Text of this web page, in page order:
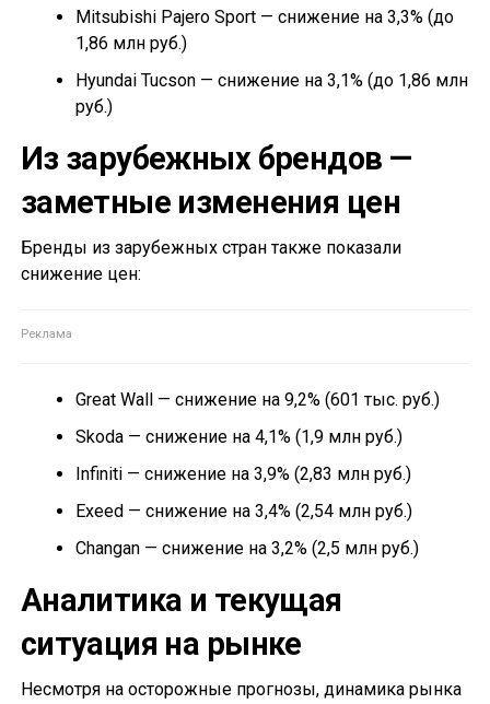
Mitsubishi Pajero Sport — снижение на 3,3% (до
1,86 млн руб.)
Hyundai Tucson — снижение на 3,1% (до 1,86 млн
руб.)
Из зарубежных брендов —
заметные изменения цен
Бренды из зарубежных стран также показали
снижение цен:
Great Wall — снижение на 9,2% (601 тыс. руб.)
Skoda — снижение на 4,1% (1,9 млн руб.)
Infiniti — снижение на 3,9% (2,83 млн руб.)
Exeed — снижение на 3,4% (2,54 млн руб.)
Changan — снижение на 3,2% (2,5 млн руб.)
Аналитика и текущая
ситуация на рынке
Несмотря на осторожные прогнозы, динамика рынка